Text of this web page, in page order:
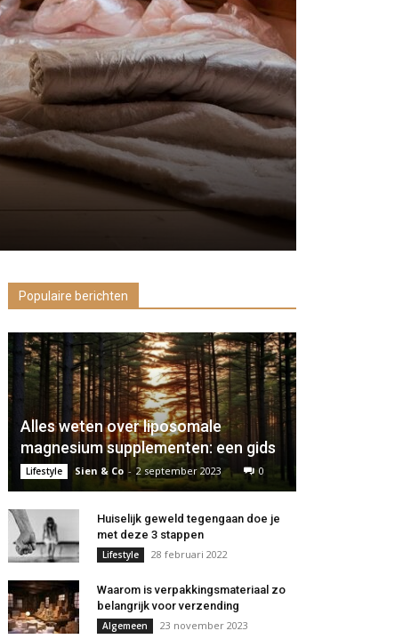
Populaire berichten
Alles weten over liposomale
magnesium supplementen: een gids
Lifestyle Sien & Co - 2 september 2023 0
Huiselijk geweld tegengaan doe je
met deze 3 stappen
Lifestyle 28 februari 2022
Waarom is verpakkingsmateriaal zo
belangrijk voor verzending
Algemeen 23 november 2023